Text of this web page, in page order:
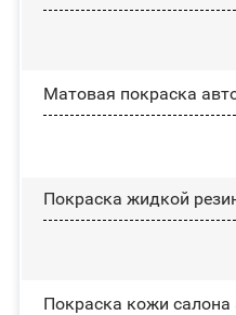
Матовая покраска
Покраска жидкой
Покраска кожи